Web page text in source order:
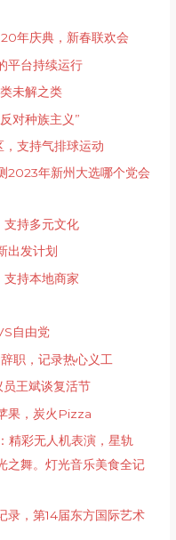
年庆典，新春联欢会
平台持续运行
未解之类
对种族主义”
支持气排球运动
2023年新州大选哪个党会
持多元文化
出发计划
持本地商家
自由党
职，记录热心义工
王斌谈复活节
果，炭火Pizza
彩无人机表演，星轨
之舞。灯光音乐美食全记
录，第14届东方国际艺术